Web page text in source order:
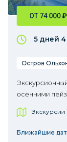
ОТ 74 000₽
5 дней
Остров
осенними
Экскурсии
Ближайшие